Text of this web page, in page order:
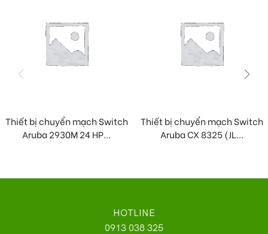
Thiết bị chuyển mạch Switch
Aruba 2930M 24 HP...
Thiết bị chuyển mạch Switch
Aruba CX 8325 (JL...
HOTLINE
0913 038 325